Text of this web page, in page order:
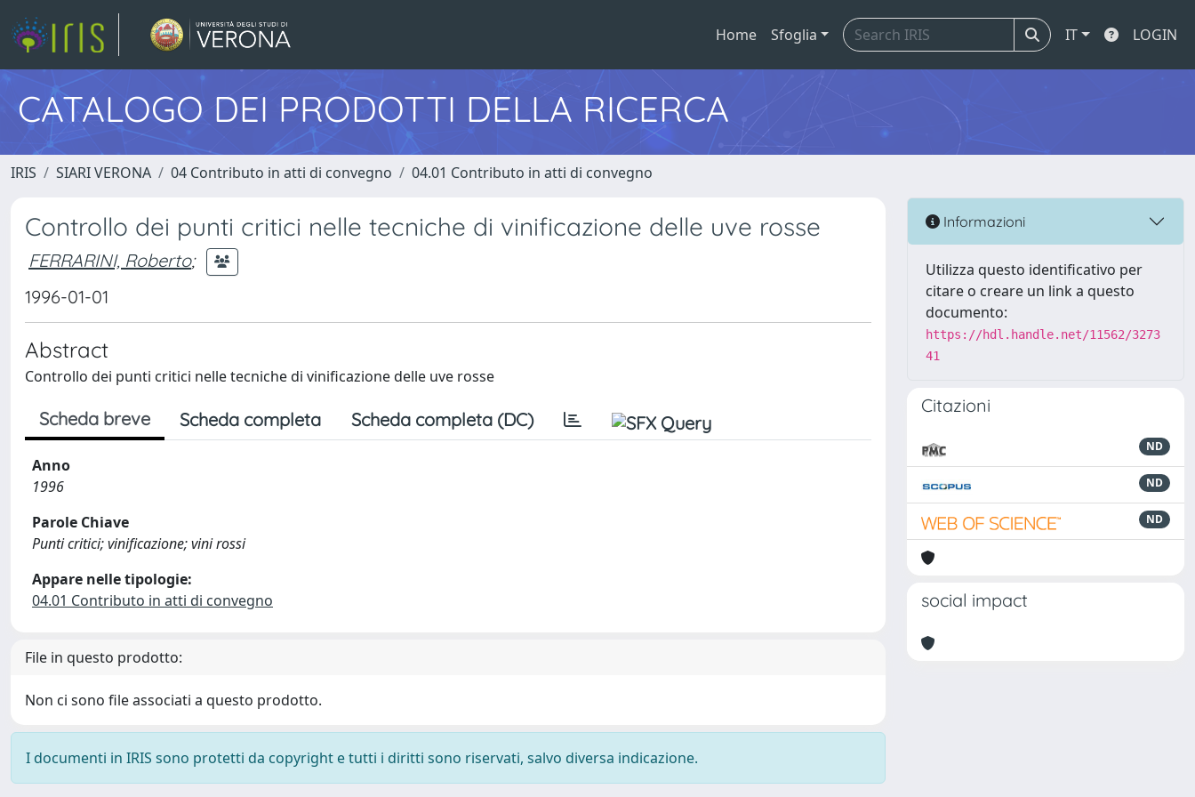
Home Sfoglia IT LOGIN
CATALOGO DEI PRODOTTI DELLA RICERCA
IRIS SIARI VERONA 04 Contributo in atti di convegno 04.01 Contributo in atti di convegno
Controllo dei punti critici nelle tecniche di vinificazione delle uve rosse
FERRARINI, Roberto;
1996-01-01
Abstract
Controllo dei punti critici nelle tecniche di vinificazione delle uve rosse
Scheda breve Scheda completa Scheda completa (DC)
Anno
1996
Parole Chiave
Punti critici; vinificazione; vini rossi
Appare nelle tipologie:
04.01 Contributo in atti di convegno
File in questo prodotto:
Non ci sono file associati a questo prodotto.
I documenti in IRIS sono protetti da copyright e tutti i diritti sono riservati, salvo diversa indicazione.
Informazioni
Utilizza questo identificativo per
citare o creare un link a questo
documento:
https://hdl.handle.net/11562/3273
41
Citazioni
ND
ND
ND
social impact